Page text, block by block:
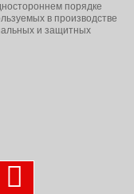
порядке
в производстве
и защитных